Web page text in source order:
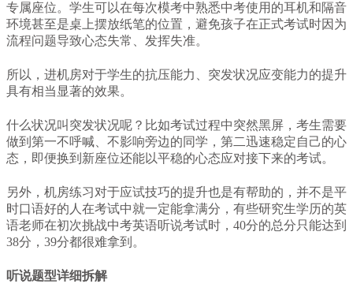
专属座位。学生可以在每次模考中熟悉中考使用的耳机和隔音
环境甚至是桌上摆放纸笔的位置，避免孩子在正式考试时因为
流程问题导致心态失常、发挥失准。
所以，进机房对于学生的抗压能力、突发状况应变能力的提升
具有相当显著的效果。
什么状况叫突发状况呢？比如考试过程中突然黑屏，考生需要
做到第一不呼喊、不影响旁边的同学，第二迅速稳定自己的心
态，即便换到新座位还能以平稳的心态应对接下来的考试。
另外，机房练习对于应试技巧的提升也是有帮助的，并不是平
时口语好的人在考试中就一定能拿满分，有些研究生学历的英
语老师在初次挑战中考英语听说考试时，40分的总分只能达到
38分，39分都很难拿到。
听说题型详细拆解